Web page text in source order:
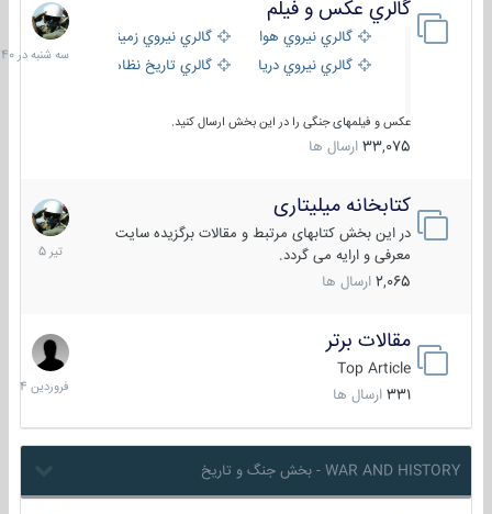
گالري عكس و فيلم
گالري نيروي هوايي
گالري نيروي زميني
گالري نيروي دريايي
گالري تاریخ نظامی
عکس و فیلمهای جنگی را در این بخش ارسال کنید.
33,075 ارسال ها
سه
شنبه
در
کتابخانه میلیتاری
در این بخش کتابهای مرتبط و مقالات برگزیده سایت
معرفی و ارایه می گردد.
2,065 ارسال ها
16
تیر
1405
مقالات برتر
Top Article
331 ارسال ها
29
فروردین
1404
WAR AND HISTORY - بخش جنگ و تاریخ